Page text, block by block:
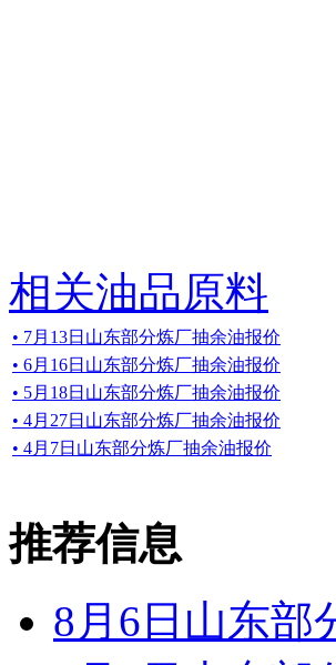
相关油品原料
• 7月13日山东部分炼厂抽余油报价
• 6月16日山东部分炼厂抽余油报价
• 5月18日山东部分炼厂抽余油报价
• 4月27日山东部分炼厂抽余油报价
• 4月7日山东部分炼厂抽余油报价
推荐信息
8月6日山东部